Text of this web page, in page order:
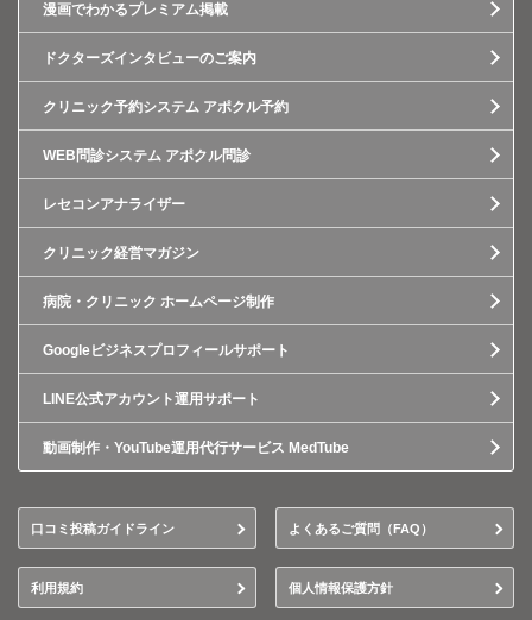
漫画でわかるプレミアム掲載
ドクターズインタビューのご案内
クリニック予約システム アポクル予約
WEB問診システム アポクル問診
レセコンアナライザー
クリニック経営マガジン
病院・クリニック ホームページ制作
Googleビジネスプロフィールサポート
LINE公式アカウント運用サポート
動画制作・YouTube運用代行サービス MedTube
口コミ投稿ガイドライン よくあるご質問（FAQ）
利用規約 個人情報保護方針